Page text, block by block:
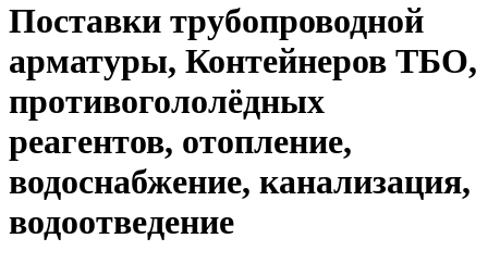
Поставки трубопроводной
арматуры, Контейнеров ТБО,
противогололёдных
реагентов, отопление,
водоснабжение, канализация,
водоотведение